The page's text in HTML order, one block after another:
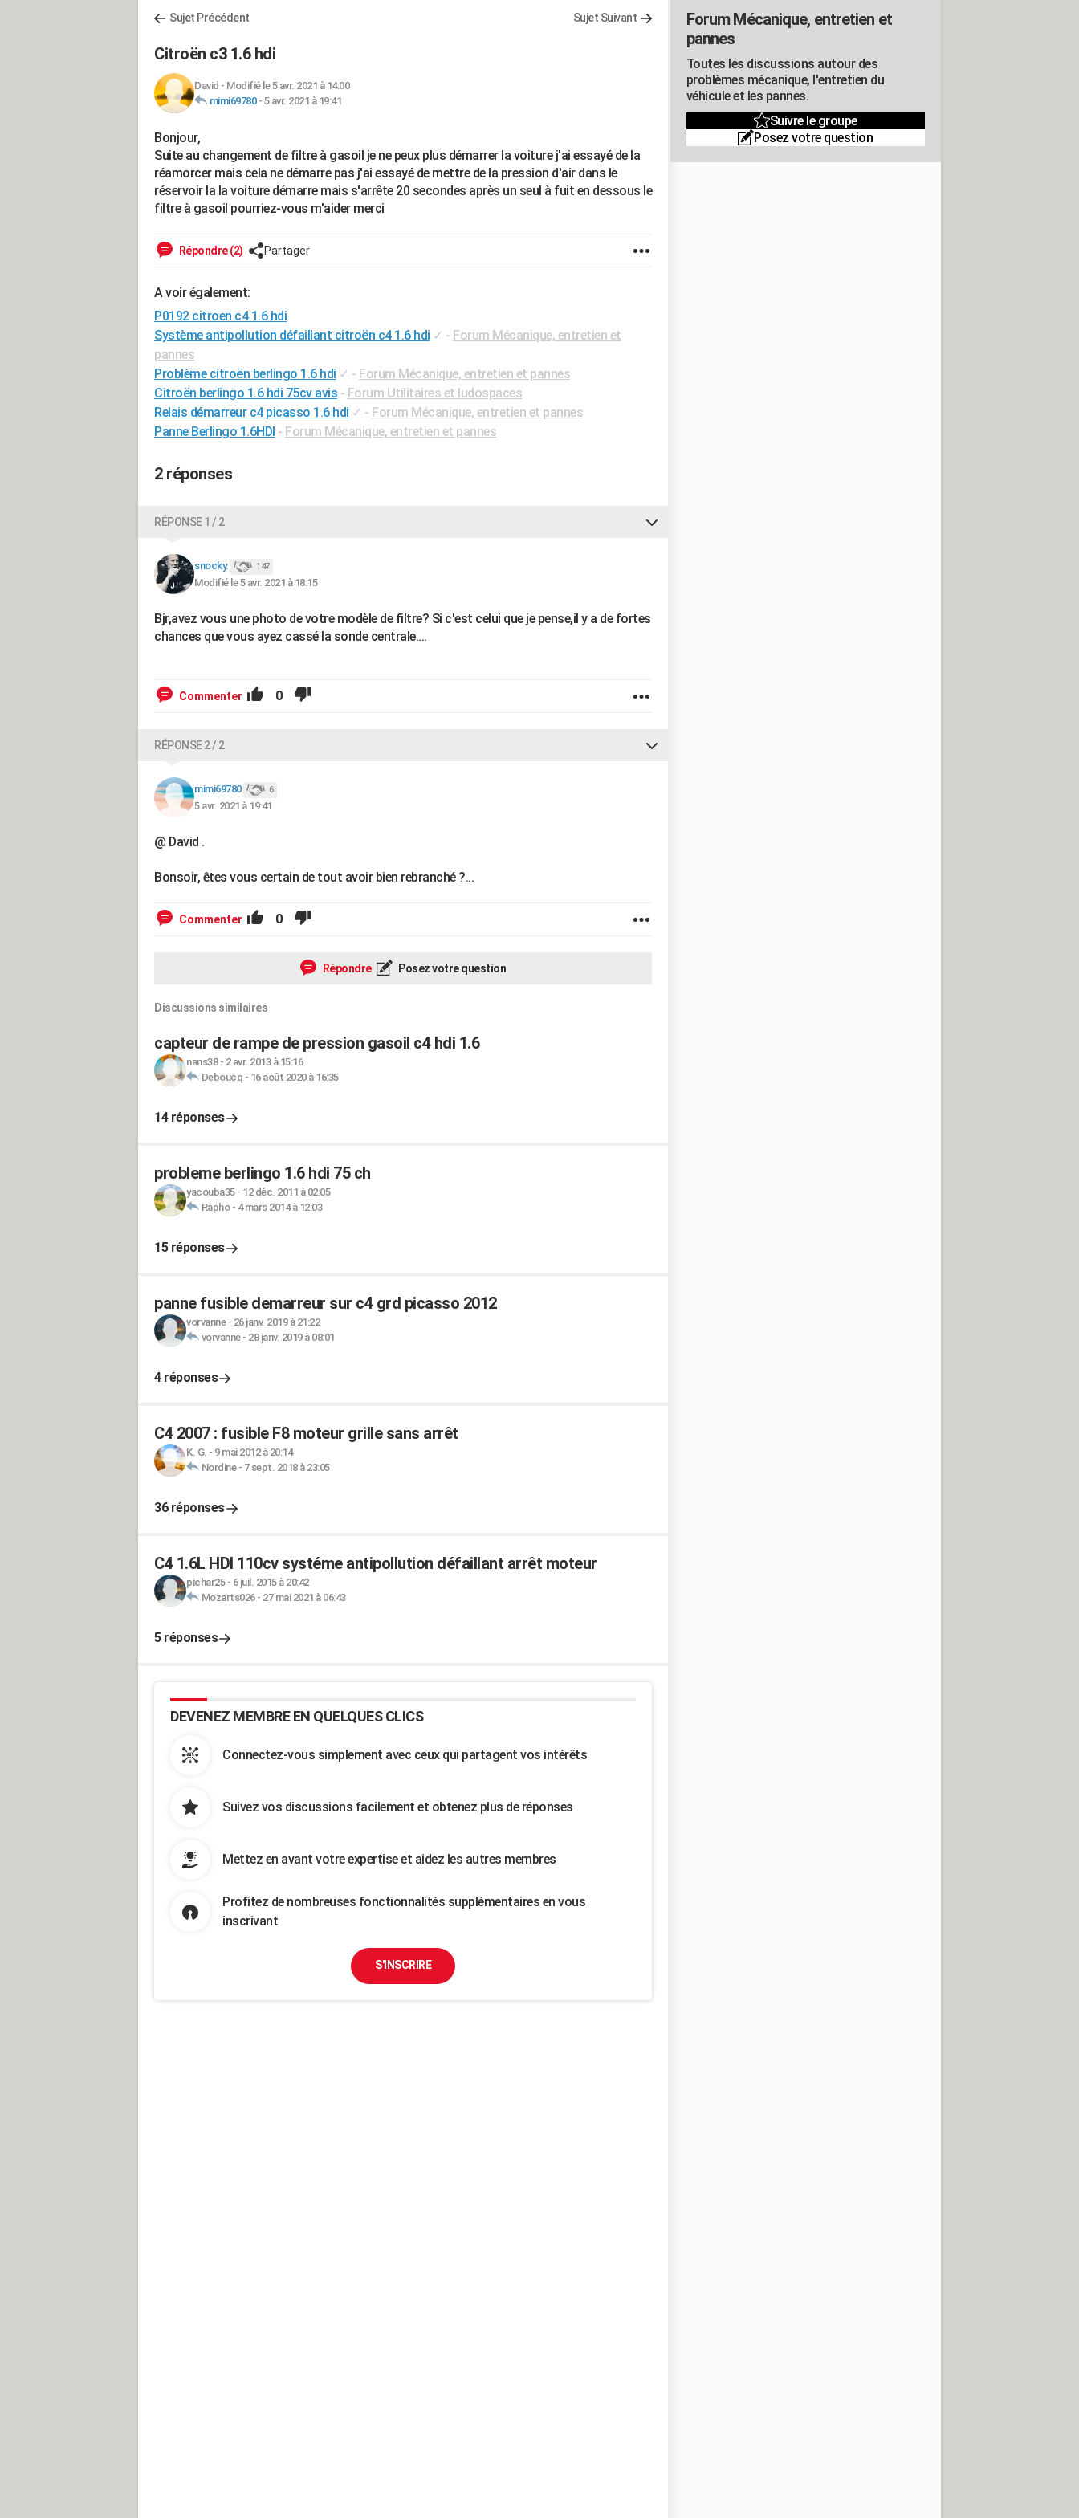
Sujet Précédent Sujet Suivant
Citroën c3 1.6 hdi
David - Modifié le 5 avr. 2021 à 14:00
mimi69780- 5 avr. 2021 à 19:41
Bonjour,
Suite au changement de filtre à gasoil je ne peux plus démarrer la voiture j'ai essayé de la
réamorcer mais cela ne démarre pas j'ai essayé de mettre de la pression d'air dans le
réservoir la la voiture démarre mais s'arrête 20 secondes après un seul à fuit en dessous le
filtre à gasoil pourriez-vous m'aider merci
Répondre (2) Partager
A voir également:
P0192 citroen c4 1.6 hdi
Système antipollution défaillant citroën c4 1.6 hdi ✓ - Forum Mécanique, entretien et
pannes
Problème citroën berlingo 1.6 hdi ✓ - Forum Mécanique, entretien et pannes
Citroën berlingo 1.6 hdi 75cv avis - Forum Utilitaires et ludospaces
Relais démarreur c4 picasso 1.6 hdi ✓ - Forum Mécanique, entretien et pannes
Panne Berlingo 1.6HDI - Forum Mécanique, entretien et pannes
2 réponses
RÉPONSE 1 / 2
snocky. 147
Modifié le 5 avr. 2021 à 18:15
Bjr,avez vous une photo de votre modèle de filtre? Si c'est celui que je pense,il y a de fortes
chances que vous ayez cassé la sonde centrale....
Commenter 0
RÉPONSE 2 / 2
mimi69780 6
5 avr. 2021 à 19:41
@ David .
Bonsoir, êtes vous certain de tout avoir bien rebranché ?...
Commenter 0
Répondre Posez votre question
Discussions similaires
capteur de rampe de pression gasoil c4 hdi 1.6
nans38- 2 avr. 2013 à 15:16
Deboucq - 16 août 2020 à 16:35
14 réponses
probleme berlingo 1.6 hdi 75 ch
yacouba35- 12 déc. 2011 à 02:05
Rapho- 4 mars 2014 à 12:03
15 réponses
panne fusible demarreur sur c4 grd picasso 2012
vorvanne- 26 janv. 2019 à 21:22
vorvanne- 28 janv. 2019 à 08:01
4 réponses
C4 2007 : fusible F8 moteur grille sans arrêt
K. G. - 9 mai 2012 à 20:14
Nordine- 7 sept. 2018 à 23:05
36 réponses
C4 1.6L HDI 110cv systéme antipollution défaillant arrêt moteur
pichar25- 6 juil. 2015 à 20:42
Mozarts026- 27 mai 2021 à 06:43
5 réponses
DEVENEZ MEMBRE EN QUELQUES CLICS
Connectez-vous simplement avec ceux qui partagent vos intérêts
Suivez vos discussions facilement et obtenez plus de réponses
Mettez en avant votre expertise et aidez les autres membres
Profitez de nombreuses fonctionnalités supplémentaires en vous
inscrivant
S'INSCRIRE
Forum Mécanique, entretien et
pannes
Toutes les discussions autour des
problèmes mécanique, l'entretien du
véhicule et les pannes.
Suivre le groupe
Posez votre question